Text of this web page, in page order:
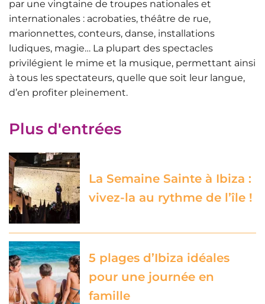
par une vingtaine de troupes nationales et
internationales : acrobaties, théâtre de rue,
marionnettes, conteurs, danse, installations
ludiques, magie… La plupart des spectacles
privilégient le mime et la musique, permettant ainsi
à tous les spectateurs, quelle que soit leur langue,
d’en profiter pleinement.
Plus d'entrées
La Semaine Sainte à Ibiza :
vivez-la au rythme de l’île !
5 plages d’Ibiza idéales
pour une journée en
famille